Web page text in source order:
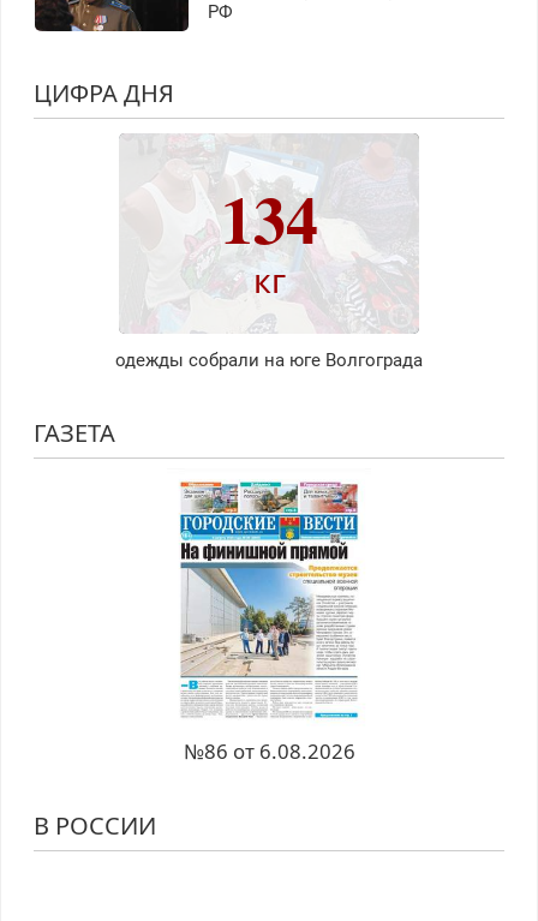
РФ
ЦИФРА ДНЯ
134
кг
одежды собрали на юге Волгограда
ГАЗЕТА
№86 от 6.08.2026
В РОССИИ